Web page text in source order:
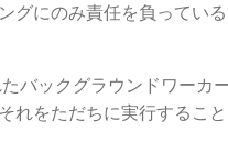
グにのみ責任を負ってい
たバックグラウンドワーカ
れをただちに実行するこ